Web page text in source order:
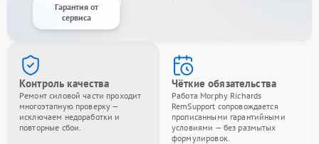
Гарантия от
сервиса
Контроль качества
Ремонт силовой части проходит
многоэтапную проверку —
исключаем недоработки и
повторные сбои.
Чёткие обязательства
Работа Morphy Richards
RemSupport сопровождается
прописанными гарантийными
условиями — без размытых
формулировок.